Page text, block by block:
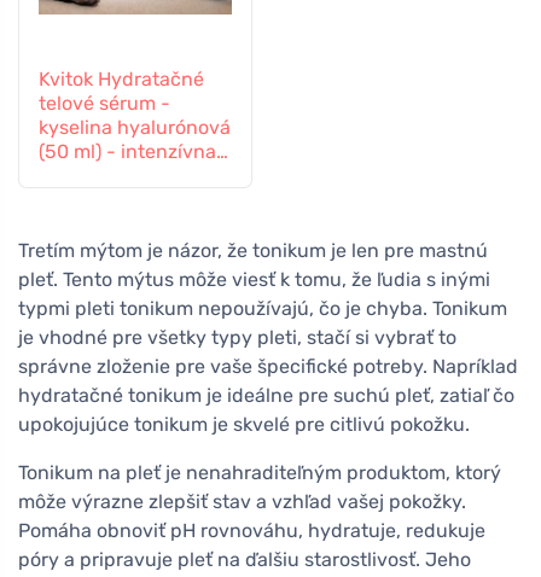
Kvitok Hydratačné
telové sérum -
kyselina hyalurónová
(50 ml) - intenzívna
Tretím mýtom je názor, že tonikum je len pre mastnú
pleť. Tento mýtus môže viesť k tomu, že ľudia s inými
typmi pleti tonikum nepoužívajú, čo je chyba. Tonikum
je vhodné pre všetky typy pleti, stačí si vybrať to
správne zloženie pre vaše špecifické potreby. Napríklad
hydratačné tonikum je ideálne pre suchú pleť, zatiaľ čo
upokojujúce tonikum je skvelé pre citlivú pokožku.
Tonikum na pleť je nenahraditeľným produktom, ktorý
môže výrazne zlepšiť stav a vzhľad vašej pokožky.
Pomáha obnoviť pH rovnováhu, hydratuje, redukuje
póry a pripravuje pleť na ďalšiu starostlivosť. Jeho